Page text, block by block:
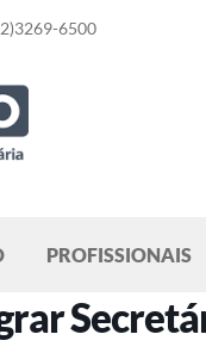
6500
PROFISSIONAIS